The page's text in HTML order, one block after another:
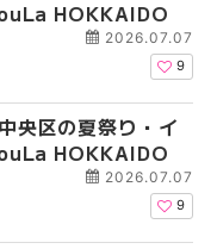
HOKKAIDO
2026.07.07
9
央区の夏祭り・イ
HOKKAIDO
2026.07.07
9
ントまとめ |
2026年夏 札幌市豊平
ントまとめ |
トまとめ | MouLa
2026年夏 札幌市白石
ントまとめ |